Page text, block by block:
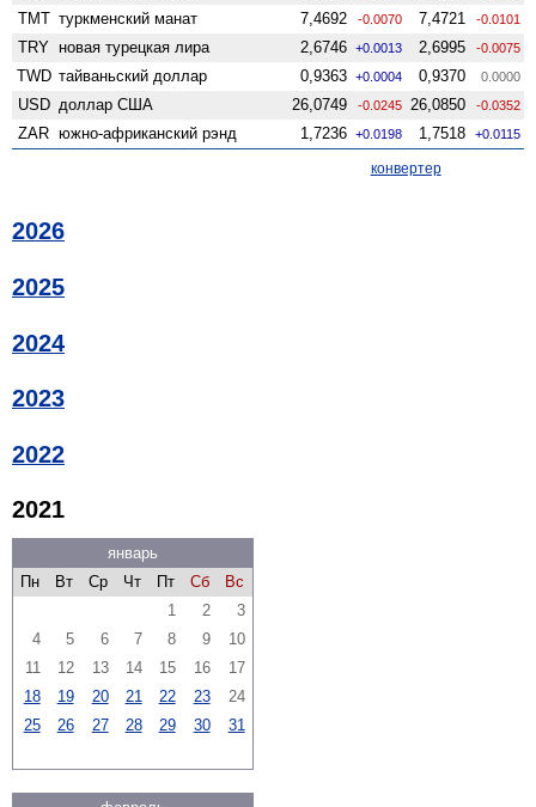
TMT туркменский манат 7,4692 -0.0070 7,4721 -0.0101
TRY новая турецкая лира 2,6746 +0.0013 2,6995 -0.0075
TWD тайваньский доллар 0,9363 +0.0004 0,9370 0.0000
USD доллар США 26,0749 -0.0245 26,0850 -0.0352
ZAR южно-африканский рэнд 1,7236 +0.0198 1,7518 +0.0115
конвертер
2026
2025
2024
2023
2022
2021
январь
Пн
Вт Ср Чт Пт Сб
Вс
1
2
3
4
5 6 7 8 9
10
11
12 13 14 15 16
17
18
19 20 21 22 23
24
25
26 27 28 29 30 31